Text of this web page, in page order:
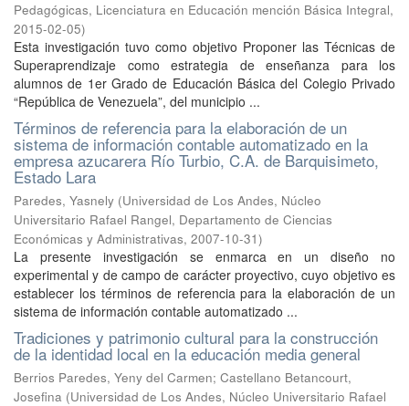
Pedagógicas, Licenciatura en Educación mención Básica Integral,
2015-02-05)
Esta investigación tuvo como objetivo Proponer las Técnicas de
Superaprendizaje como estrategia de enseñanza para los
alumnos de 1er Grado de Educación Básica del Colegio Privado
“República de Venezuela”, del municipio ...
Términos de referencia para la elaboración de un
sistema de información contable automatizado en la
empresa azucarera Río Turbio, C.A. de Barquisimeto,
Estado Lara
Paredes, Yasnely (Universidad de Los Andes, Núcleo
Universitario Rafael Rangel, Departamento de Ciencias
Económicas y Administrativas, 2007-10-31)
La presente investigación se enmarca en un diseño no
experimental y de campo de carácter proyectivo, cuyo objetivo es
establecer los términos de referencia para la elaboración de un
sistema de información contable automatizado ...
Tradiciones y patrimonio cultural para la construcción
de la identidad local en la educación media general
Berrios Paredes, Yeny del Carmen; Castellano Betancourt,
Josefina (Universidad de Los Andes, Núcleo Universitario Rafael